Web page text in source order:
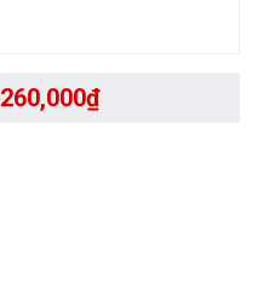
260,000₫